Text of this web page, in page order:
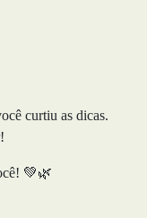
curtiu as dicas.
💚🌿